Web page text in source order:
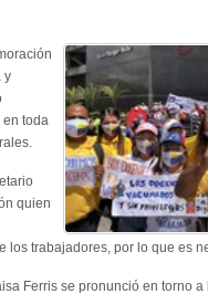
y
toda
quien
trabajadores, por lo que es
Ferris se pronunció en torno